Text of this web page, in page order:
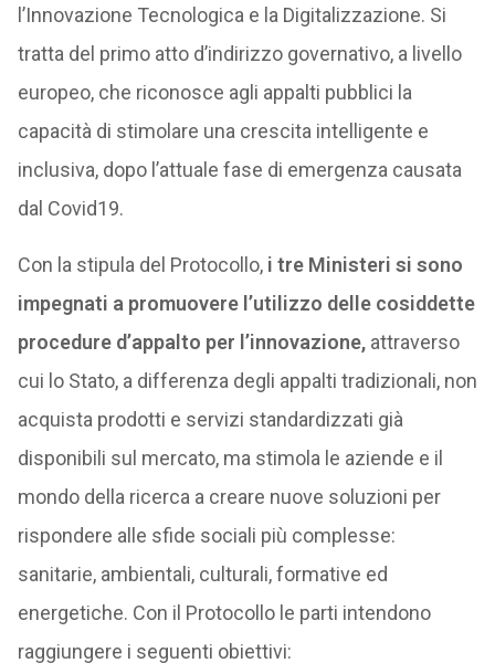
l’Innovazione Tecnologica e la Digitalizzazione. Si
tratta del primo atto d’indirizzo governativo, a livello
europeo, che riconosce agli appalti pubblici la
capacità di stimolare una crescita intelligente e
inclusiva, dopo l’attuale fase di emergenza causata
dal Covid19.
Con la stipula del Protocollo,i tre Ministeri si sono
impegnati a promuovere l’utilizzo delle cosiddette
procedure d’appalto per l’innovazione,attraverso
cui lo Stato, a differenza degli appalti tradizionali, non
acquista prodotti e servizi standardizzati già
disponibili sul mercato, ma stimola le aziende e il
mondo della ricerca a creare nuove soluzioni per
rispondere alle sfide sociali più complesse:
sanitarie, ambientali, culturali, formative ed
energetiche. Con il Protocollo le parti intendono
raggiungere i seguenti obiettivi: